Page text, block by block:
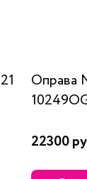
Оправа
22300